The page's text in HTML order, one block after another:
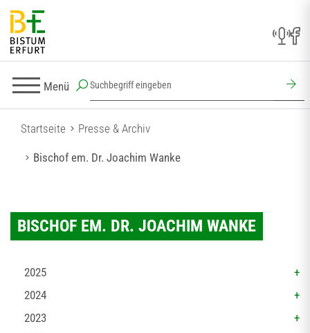
Menü
Startseite Presse & Archiv
Bischof em. Dr. Joachim Wanke
BISCHOF EM. DR. JOACHIM WANKE
2025
2024
2023